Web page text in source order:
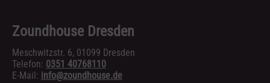
Zoundhouse Dresden
Meschwitzstr. 6, 01099 Dresden
Telefon: 0351 40768110
E-Mail: info@zoundhouse.de